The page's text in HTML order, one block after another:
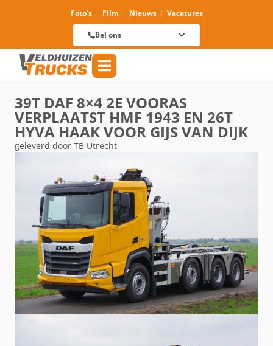
Foto’s Film Nieuws Vacatures
Bel ons
39T DAF 8×4 2E VOORAS
VERPLAATST HMF 1943 EN 26T
HYVA HAAK VOOR GIJS VAN DIJK
geleverd door TB Utrecht